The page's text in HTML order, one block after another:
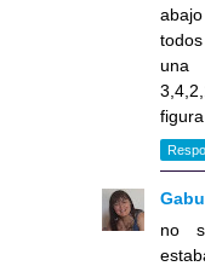
una
Gabu
no